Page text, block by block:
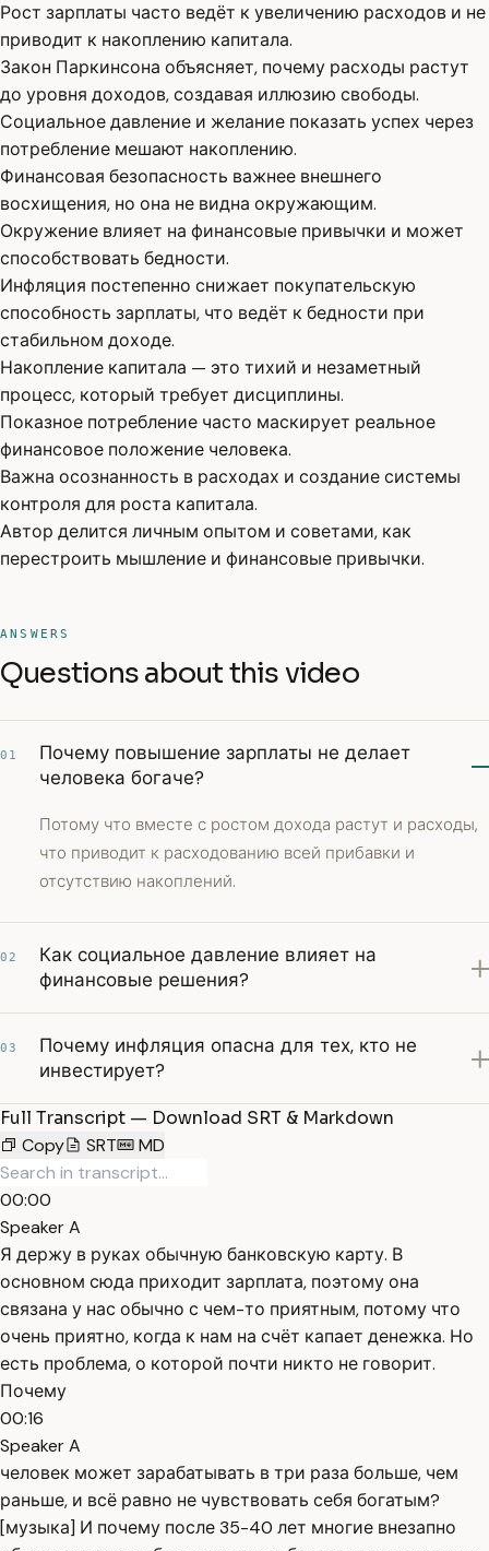
Рост зарплаты часто ведёт к увеличению расходов и не
приводит к накоплению капитала.
Закон Паркинсона объясняет, почему расходы растут
до уровня доходов, создавая иллюзию свободы.
Социальное давление и желание показать успех через
потребление мешают накоплению.
Финансовая безопасность важнее внешнего
восхищения, но она не видна окружающим.
Окружение влияет на финансовые привычки и может
способствовать бедности.
Инфляция постепенно снижает покупательскую
способность зарплаты, что ведёт к бедности при
стабильном доходе.
Накопление капитала — это тихий и незаметный
процесс, который требует дисциплины.
Показное потребление часто маскирует реальное
финансовое положение человека.
Важна осознанность в расходах и создание системы
контроля для роста капитала.
Автор делится личным опытом и советами, как
перестроить мышление и финансовые привычки.
ANSWERS
Questions about this video
01
Почему повышение зарплаты не делает
человека богаче?
Потому что вместе с ростом дохода растут и расходы,
что приводит к расходованию всей прибавки и
отсутствию накоплений.
02
Как социальное давление влияет на
финансовые решения?
03
Почему инфляция опасна для тех, кто не
инвестирует?
Full Transcript — Download SRT & Markdown
Copy
SRT MD
00:00
Speaker A
Я держу в руках обычную банковскую карту. В
основном сюда приходит зарплата, поэтому она
связана у нас обычно с чем-то приятным, потому что
очень приятно, когда к нам на счёт капает денежка. Но
есть проблема, о которой почти никто не говорит.
Почему
00:16
Speaker A
человек может зарабатывать в три раза больше, чем
раньше, и всё равно не чувствовать себя богатым?
[музыка] И почему после 35-40 лет многие внезапно